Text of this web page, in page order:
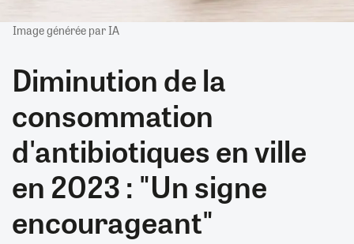
Image générée par IA
Diminution de la
consommation
d'antibiotiques en ville
en 2023 : "Un signe
encourageant"